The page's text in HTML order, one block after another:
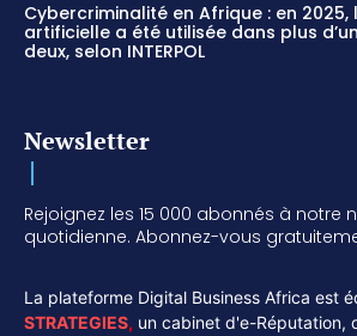
Cybercriminalité en Afrique : en 2025,
artificielle a été utilisée dans plus
deux, selon INTERPOL
Newsletter
Rejoignez les 15 000 abonnés à notre
quotidienne. Abonnez-vous
La plateforme Digital Business Africa est
STRATEGIES, un cabinet d'e-Réputation,